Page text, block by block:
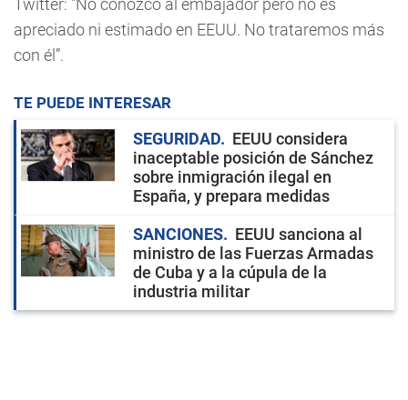
apreciado ni estimado en EEUU. No trataremos más
con él”.
TE PUEDE INTERESAR
SEGURIDAD
EEUU considera
inaceptable posición de Sánchez
sobre inmigración ilegal en
España, y prepara medidas
SANCIONES
EEUU sanciona al
ministro de las Fuerzas Armadas
de Cuba y a la cúpula de la
industria militar